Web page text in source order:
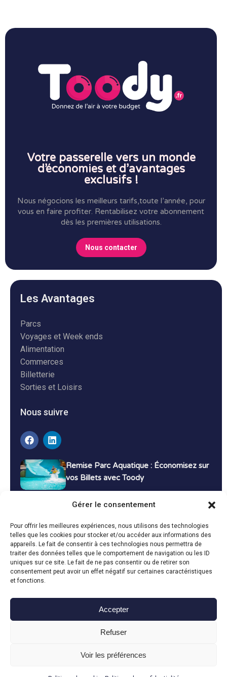
Gérer le consentement
Pour offrir les meilleures expériences, nous utilisons des technologies
telles que les cookies pour stocker et/ou accéder aux informations des
appareils. Le fait de consentir à ces technologies nous permettra de
traiter des données telles que le comportement de navigation ou les ID
uniques sur ce site. Le fait de ne pas consentir ou de retirer son
consentement peut avoir un effet négatif sur certaines caractéristiques
et fonctions.
Accepter
Refuser
Voir les préférences
Votre passerelle vers un monde
d’économies et d’avantages
exclusifs !
Nous négocions les meilleurs tarifs,toute l’année, pour
vous en faire profiter. Rentabilisez votre abonnement
dès les premières utilisations.
Nous contacter
Les Avantages
Parcs
Voyages et Week ends
Alimentation
Commerces
Billetterie
Sorties et Loisirs
Nous suivre
Remise Parc Aquatique : Économisez sur
vos Billets avec Toody
Bons Plans Voyage : Économisez sur vos
Vacances avec Toody
13 décembre 2024 Bon plans
Toody © 2024
Mentions légales
Politique de cookies